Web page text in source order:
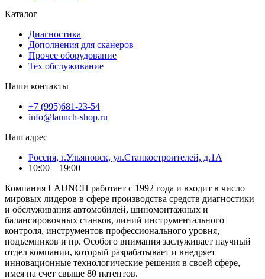
Каталог
Диагностика
Дополнения для сканеров
Прочее оборудование
Тех обслуживание
Наши контакты
+7 (995)681-23-54
info@launch-shop.ru
Наш адрес
Россия, г.Ульяновск, ул.Станкостроителей, д.1А
10:00 – 19:00
Компания LAUNCH работает с 1992 года и входит в число
мировых лидеров в сфере производства средств диагностики
и обслуживания автомобилей, шиномонтажных и
балансировочных станков, линий инструментального
контроля, инструментов профессионального уровня,
подъемников и пр. Особого внимания заслуживает научный
отдел компании, который разрабатывает и внедряет
инновационные технологические решения в своей сфере,
имея на счет свыше 80 патентов.